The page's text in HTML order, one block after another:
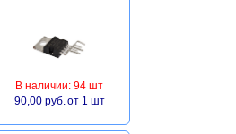
В наличии: 94 шт
90,00 руб. от 1 шт